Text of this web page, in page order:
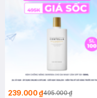
239.000 ₫495.000 ₫